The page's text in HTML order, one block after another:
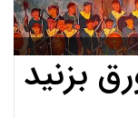
بزنید